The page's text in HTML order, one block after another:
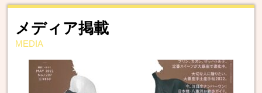
メディア掲載
MEDIA